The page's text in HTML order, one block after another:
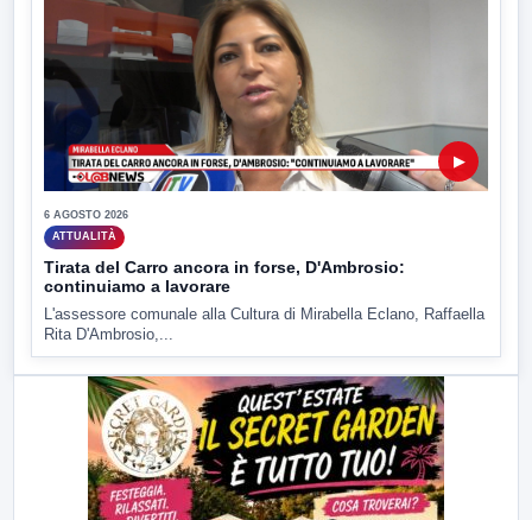
▶
6 AGOSTO 2026
ATTUALITÀ
Tirata del Carro ancora in forse, D'Ambrosio:
continuiamo a lavorare
L'assessore comunale alla Cultura di Mirabella Eclano, Raffaella
Rita D'Ambrosio,...